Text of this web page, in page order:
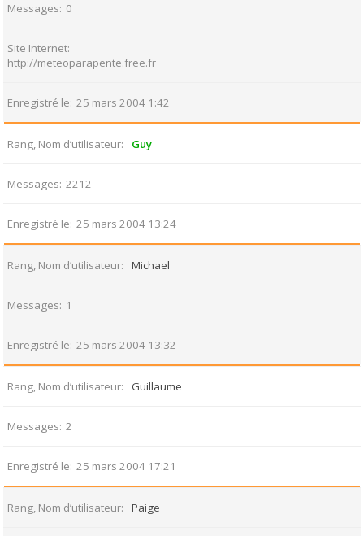
Messages 0
Site Internet
http://meteoparapente.free.fr
Enregistré le 25 mars 2004 1:42
Rang, Nom d’utilisateur Guy
Messages 2212
Enregistré le 25 mars 2004 13:24
Rang, Nom d’utilisateur Michael
Messages 1
Enregistré le 25 mars 2004 13:32
Rang, Nom d’utilisateur Guillaume
Messages 2
Enregistré le 25 mars 2004 17:21
Rang, Nom d’utilisateur Paige